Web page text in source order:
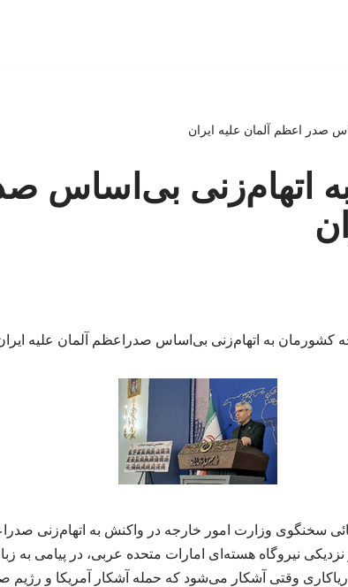
صدر اعظم آلمان علیه ایران
اتهام‌زنی بی‌اساس
کشورمان به اتهام‌زنی بی‌اساس صدراعظم آلمان علیه
سخنگوی وزارت امور خارجه در واکنش به اتهام‌زنی
نیروگاه‌ هسته‌ای امارات متحده عربی، در پیامی به
وقتی آشکار می‌شود که حمله آشکار آمریکا و رژیم